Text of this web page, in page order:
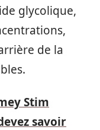
glycolique,
de la
Stim
savoir